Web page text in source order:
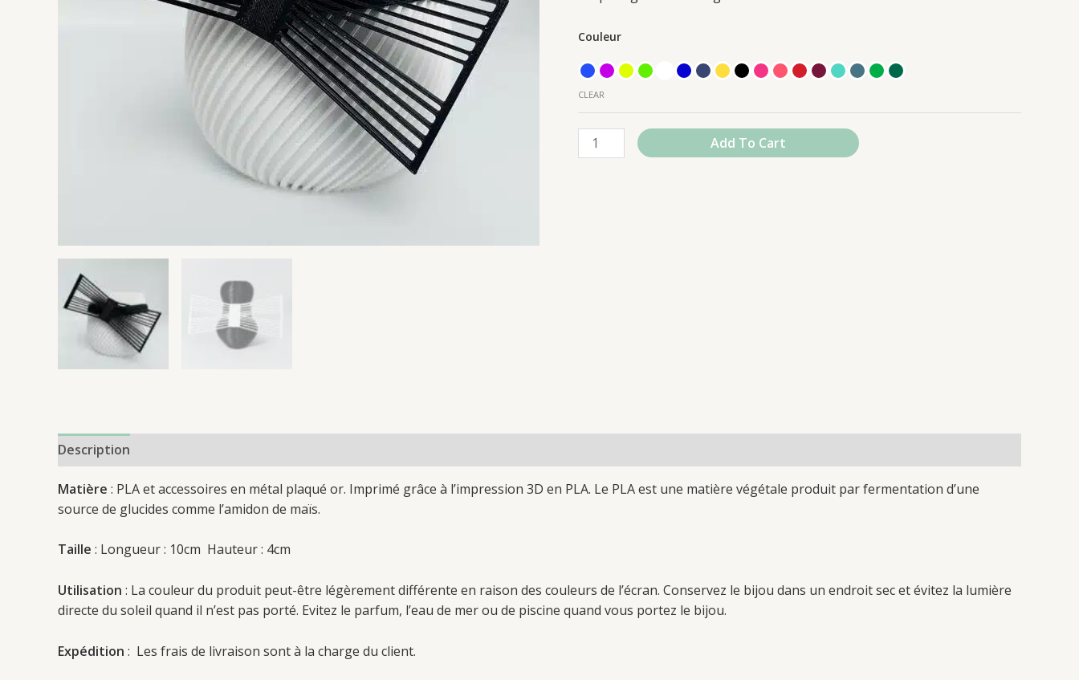
Couleur
CLEAR
Add To Cart
Description
Matière : PLA et accessoires en métal plaqué or. Imprimé grâce à l’impression 3D en PLA. Le PLA est une matière végétale produit par fermentation d’une
source de glucides comme l’amidon de maïs.
Taille : Longueur : 10cm Hauteur : 4cm
Utilisation : La couleur du produit peut-être légèrement différente en raison des couleurs de l’écran. Conservez le bijou dans un endroit sec et évitez la lumière
directe du soleil quand il n’est pas porté. Evitez le parfum, l’eau de mer ou de piscine quand vous portez le bijou.
Expédition : Les frais de livraison sont à la charge du client.